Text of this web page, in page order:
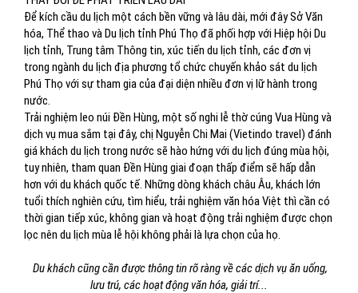
Để kích cầu du lịch một cách bền vững và lâu dài, mới đây Sở Văn
hóa, Thể thao và Du lịch tỉnh Phú Thọ đã phối hợp với Hiệp hội Du
lịch tỉnh, Trung tâm Thông tin, xúc tiến du lịch tỉnh, các đơn vị
trong ngành du lịch địa phương tổ chức chuyến khảo sát du lịch
Phú Thọ với sự tham gia của đại diện nhiều đơn vị lữ hành trong
nước.
Trải nghiệm leo núi Đền Hùng, một số nghi lễ thờ cúng Vua Hùng và
dịch vụ mua sắm tại đây, chị Nguyễn Chi Mai (Vietindo travel) đánh
giá khách du lịch trong nước sẽ hào hứng với du lịch đúng mùa hội,
tuy nhiên, tham quan Đền Hùng giai đoạn thấp điểm sẽ hấp dẫn
hơn với du khách quốc tế. Những dòng khách châu Âu, khách lớn
tuổi thích nghiên cứu, tìm hiểu, trải nghiệm văn hóa Việt thì cần có
thời gian tiếp xúc, không gian và hoạt động trải nghiệm được chọn
lọc nên du lịch mùa lễ hội không phải là lựa chọn của họ.
Du khách cũng cần được thông tin rõ ràng về các dịch vụ ăn uống,
lưu trú, các hoạt động văn hóa, giải trí...